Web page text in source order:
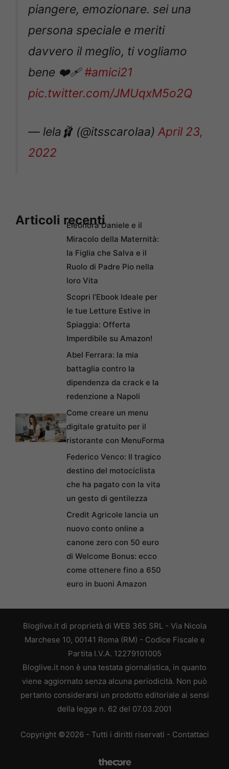
piangere, emozionare. sei una
persona speciale e meriti
davvero il meglio, ti vogliamo
bene ❤️‍🩹#amici21
pic.twitter.com/JMUqxM5o2Q
— lela🩰 (@itsscarolaa) April 23,
2022
Articoli recentiEleonora Daniele e il
Miracolo della Maternità:
la Figlia che Salva e il
Ruolo di Padre Pio nella
loro Vita
Scopri l’Ebook Ideale per
le tue Letture Estive in
Spiaggia: Offerta
Imperdibile su Amazon!
Abel Ferrara: la mia
battaglia contro la
dipendenza da crack e la
redenzione a Napoli
Come creare un menu
digitale gratuito per il
ristorante con MenuForma
Federico Venco: Il tragico
destino del motociclista
che ha pagato con la vita
un gesto di gentilezza
Credit Agricole lancia un
nuovo conto online a
canone zero con 50 euro
di Welcome Bonus: ecco
come ottenere fino a 650
euro in buoni Amazon
Bloglive.it di proprietà di WEB 365 SRL - Via Nicola
Marchese 10, 00141 Roma (RM) - Codice Fiscale e
Partita I.V.A. 12279101005
Bloglive.it non è una testata giornalistica, in quanto
viene aggiornato senza alcuna periodicità. Non può
pertanto considerarsi un prodotto editoriale ai sensi
della legge n. 62 del 07.03.2001
Copyright ©2026 - Tutti i diritti riservati - Contattaci